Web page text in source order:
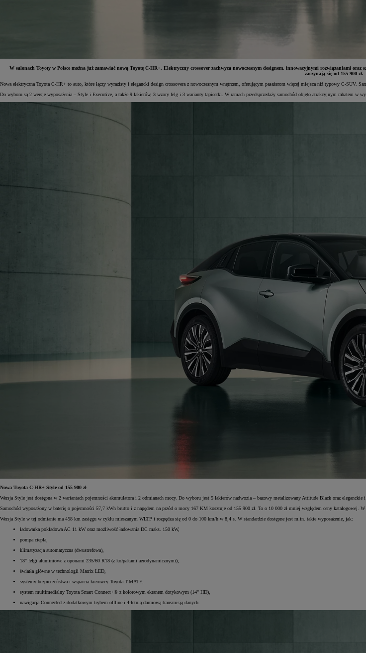
Yaris Cross
W salonach Toyoty w Polsce można już zamawiać nową Toyotę C-HR+. Elektryczny crossover zachwyca nowoczesnym designem, innowacyjnymi rozwiązaniami
zaczynają się od 155 900 zł.
Nowa elektryczna Toyota C-HR+ to auto, które łączy wyrazisty i elegancki design crossovera z nowoczesnym wnętrzem, oferującym pasażerom więcej miejsca niż typowy C-SUV.
Do wyboru są 2 wersje wyposażenia – Style i Executive, a także 9 lakierów, 3 wzory felg i 3 warianty tapicerki. W ramach przedsprzedaży samochód objęto atrakcyjnym rabatem w
Nowa Toyota C-HR+ Style od 155 900 zł
Wersja Style jest dostępna w 2 wariantach pojemności akumulatora i 2 odmianach mocy. Do wyboru jest 5 lakierów nadwozia – bazowy metalizowany Attitude Black oraz
Samochód wyposażony w baterię o pojemności 57,7 kWh brutto i z napędem na przód o mocy 167 KM kosztuje od 155 900 zł. To o 10 000 zł mniej względem ceny
Wersja Style w tej odmianie ma 458 km zasięgu w cyklu mieszanym WLTP i rozpędza się od 0 do 100 km/h w 8,4 s. W standardzie dostępne jest m.in. takie wyposażenie, jak:
ładowarka pokładowa AC 11 kW oraz możliwość ładowania DC maks. 150 kW,
pompa ciepła,
klimatyzacja automatyczna (dwustrefowa),
18" felgi aluminiowe z oponami 235/60 R18 (z kołpakami aerodynamicznymi),
światła główne w technologii Matrix LED,
systemy bezpieczeństwa i wsparcia kierowcy Toyota T-MATE,
system multimedialny Toyota Smart Connect+® z kolorowym ekranem dotykowym (14" HD),
nawigacja Connected z dodatkowym trybem offline i 4-letnią darmową transmisją danych.